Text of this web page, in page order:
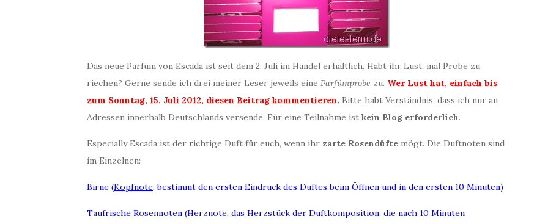
Das neue Parfüm von Escada ist seit dem 2. Juli im Handel erhältlich. Habt ihr Lust, mal Probe zu
riechen? Gerne sende ich drei meiner Leser jeweils eine Parfümprobe zu. Wer Lust hat, einfach bis
zum Sonntag, 15. Juli 2012, diesen Beitrag kommentieren. Bitte habt Verständnis, dass ich nur an
Adressen innerhalb Deutschlands versende. Für eine Teilnahme ist kein Blog erforderlich.
Especially Escada ist der richtige Duft für euch, wenn ihr zarte Rosendüfte mögt. Die Duftnoten sind
im Einzelnen:
Birne (Kopfnote, bestimmt den ersten Eindruck des Duftes beim Öffnen und in den ersten 10 Minuten)
Taufrische Rosennoten (Herznote, das Herzstück der Duftkomposition, die nach 10 Minuten